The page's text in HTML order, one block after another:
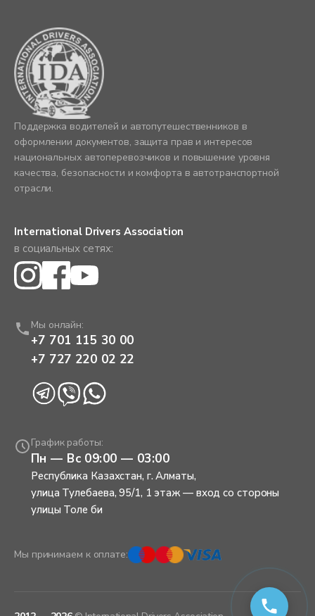
Поддержка водителей и автопутешественников в
оформлении документов, защита прав и интересов
национальных автоперевозчиков и повышение уровня
качества, безопасности и комфорта в автотранспортной
отрасли.
International Drivers Association
в социальных сетях:
Мы онлайн:
+7 701 115 30 00
+7 727 220 02 22
График работы:
Пн — Вс 09:00 — 03:00
Республика Казахстан, г. Алматы,
улица Тулебаева, 95/1, 1 этаж — вход со стороны
улицы Толе би
Мы принимаем к оплате: